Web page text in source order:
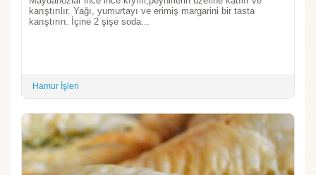
karıştırılır. Yağı, yumurtayı ve erimiş margarini bir tasta
karıştırın. İçine 2 şişe soda...
Hamur İşleri